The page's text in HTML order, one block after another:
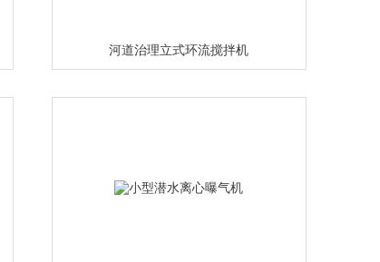
河道治理立式环流搅拌机